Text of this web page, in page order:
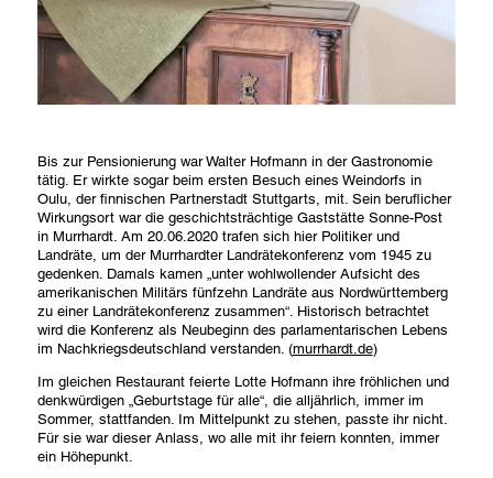
Bis zur Pensionierung war Walter Hofmann in der Gastronomie
tätig. Er wirkte sogar beim ersten Besuch eines Weindorfs in
Oulu, der finnischen Partnerstadt Stuttgarts, mit. Sein beruflicher
Wirkungsort war die geschichtsträchtige Gaststätte Sonne-Post
in Murrhardt. Am 20.06.2020 trafen sich hier Politiker und
Landräte, um der Murrhardter Landrätekonferenz vom 1945 zu
gedenken. Damals kamen „unter wohlwollender Aufsicht des
amerikanischen Militärs fünfzehn Landräte aus Nordwürttemberg
zu einer Landrätekonferenz zusammen“. Historisch betrachtet
wird die Konferenz als Neubeginn des parlamentarischen Lebens
im Nachkriegsdeutschland verstanden. (murrhardt.de)
Im gleichen Restaurant feierte Lotte Hofmann ihre fröhlichen und
denkwürdigen „Geburtstage für alle“, die alljährlich, immer im
Sommer, stattfanden. Im Mittelpunkt zu stehen, passte ihr nicht.
Für sie war dieser Anlass, wo alle mit ihr feiern konnten, immer
ein Höhepunkt.
newsletter registration
First Name
Family Name
Email Address
close